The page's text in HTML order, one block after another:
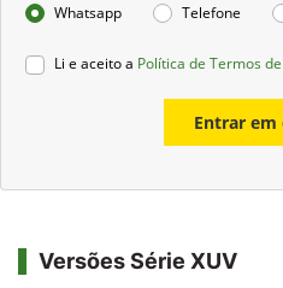
Whatsapp Telefone
Li e aceito a Política de Termos
Entrar
Versões Série XUV